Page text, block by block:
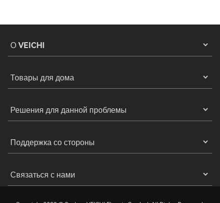
О VEICHI
Товары для дома
Решения для данной проблемы
Поддержка со стороны
Связаться с нами